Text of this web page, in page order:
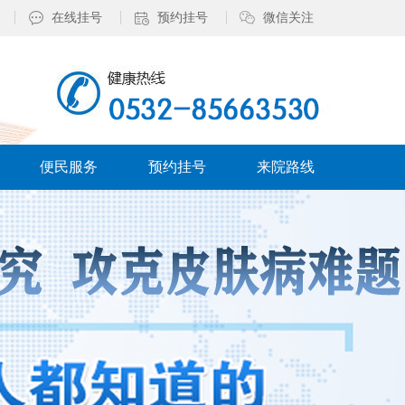
在线挂号 预约挂号 微信关注
便民服务 预约挂号 来院路线